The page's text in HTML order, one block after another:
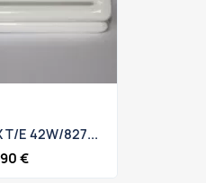
T/E 42W/827...
€